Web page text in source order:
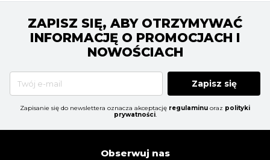
ZAPISZ SIĘ, ABY OTRZYMYWAĆ
INFORMACJĘ O PROMOCJACH I
NOWOŚCIACH
Zapisz się
Zapisanie się do newslettera oznacza akceptację regulaminu oraz polityki
prywatności.
Obserwuj nas